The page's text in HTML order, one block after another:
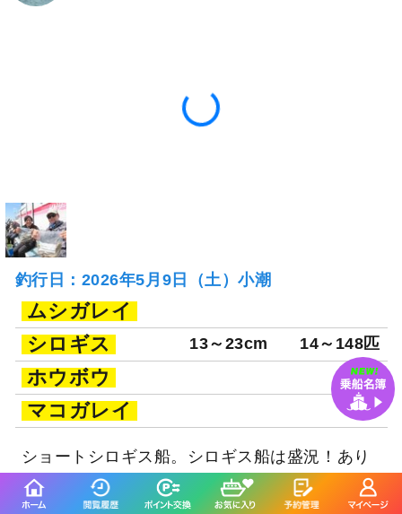
釣行日：2026年5月9日（土）小潮
ムシガレイ
シロギス
13～23cm 14～148匹
ホウボウ